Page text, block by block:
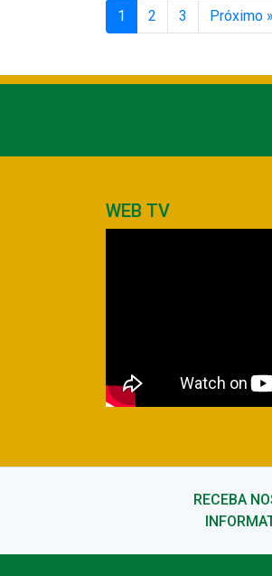
1 2 3 Próximo »
WEB TV
RECEBA